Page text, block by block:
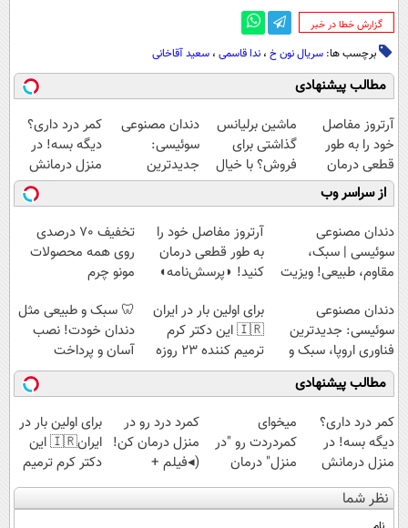
‌گزارش خطا در خبر
برچسب ها: سریال نون خ ، ندا قاسمی ، سعید آقاخانی
مطالب پیشنهادی
آرتروز مفاصل
خود را به طور
قطعی درمان
کنید!
◗پرسش‌نامه◖
ماشین برلیانس
گذاشتی برای
فروش؟ با خیال
راحت بفروش
دندان مصنوعی
سوئیسی:
جدیدترین
فناوری اروپا،
سبک و مقاوم |
پرداخت قسطی
کمر درد داری؟
دیگه بسه! در
منزل درمانش
کن
(◀پرسش‌نامه)
از سراسر وب
دندان مصنوعی
سوئیسی | سبک،
مقاوم، طبیعی! ویزیت
اقساطی😍
آرتروز مفاصل خود را
به طور قطعی درمان
کنید! ◗پرسش‌نامه◖
تخفیف 70 درصدی
روی همه محصولات
مونو چرم
دندان مصنوعی
سوئیسی: جدیدترین
فناوری اروپا، سبک و
مقاوم | پرداخت
قسطی
برای اولین بار در ایران
🇮🇷 این دکتر کرم
ترمیم کننده 23 روزه
ساخت!
🦷 سبک و طبیعی مثل
دندان خودت! نصب
آسان و پرداخت
اقساطی 💳 📍 تهران
مطالب پیشنهادی
کمر درد داری؟
دیگه بسه! در
منزل درمانش
کن
(◀پرسش‌نامه)
میخوای
کمردردت رو "در
منزل" درمان
کنی؟ (◂فیلم +
◂پرسش‌نامه)
کمرد درد رو در
منزل درمان کن!
(◂فیلم +
پرسش‌نامه)
برای اولین بار در
ایران🇮🇷 این
دکتر کرم ترمیم
کننده 23 روزه
ساخت!
نظر شما